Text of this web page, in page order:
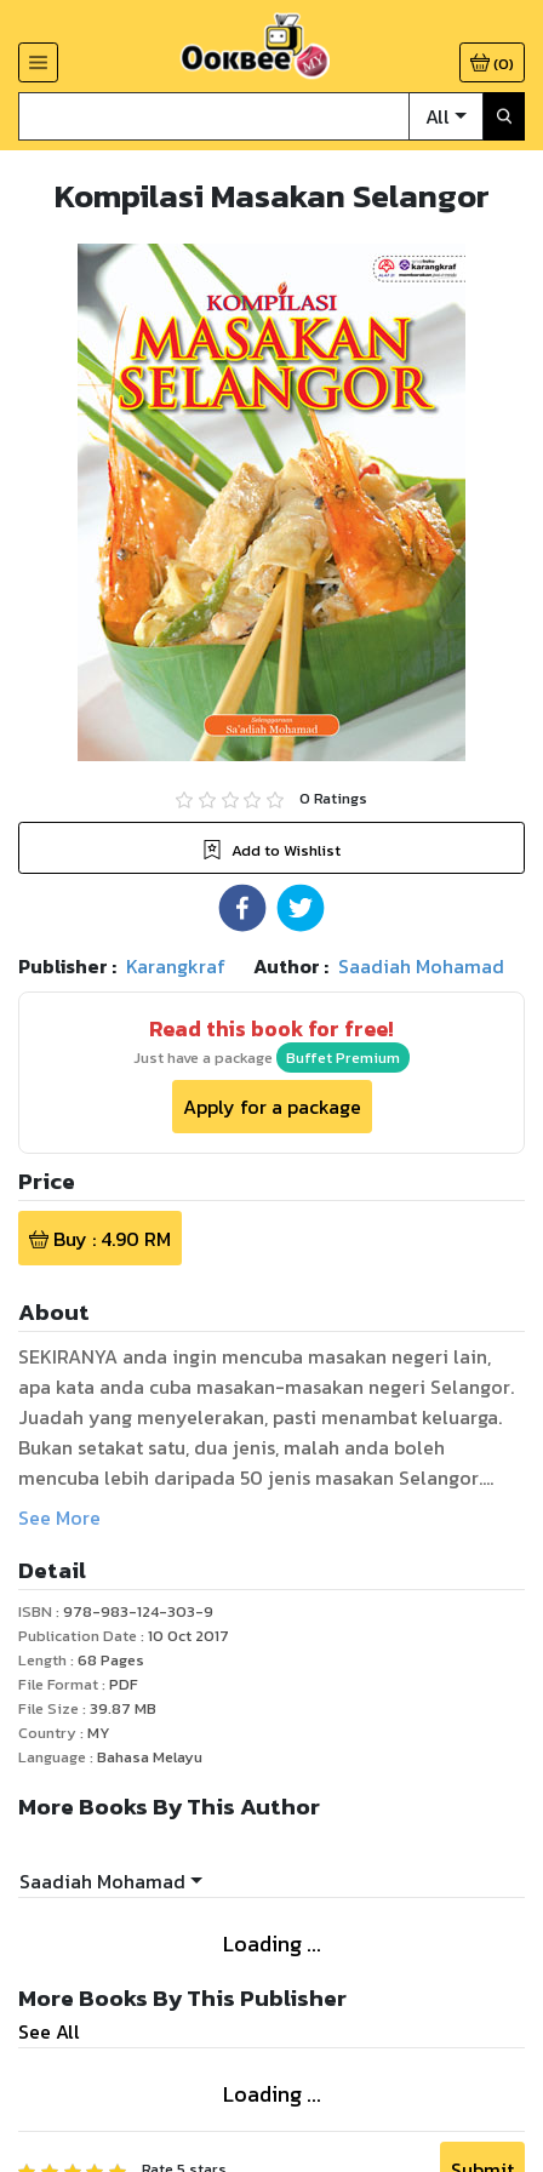
(0)
All
Kompilasi Masakan Selangor
0 Ratings
Add to Wishlist
Publisher : Karangkraf Author : Saadiah Mohamad
Read this book for free!
Just have a package Buffet Premium
Apply for a package
Price
Buy : 4.90 RM
About
SEKIRANYA anda ingin mencuba masakan negeri lain,
apa kata anda cuba masakan-masakan negeri Selangor.
Juadah yang menyelerakan, pasti menambat keluarga.
Bukan setakat satu, dua jenis, malah anda boleh
mencuba lebih daripada 50 jenis masakan Selangor.
pauk dan kuih-muih yang popular di Selangor. Oleh
kerana sebahagian besar masyarakat di sini
berketurunan Jawa, maka makanan mereka banyak
menggunakan tempe, ikan air tawar, ulam-ulaman dan
sayuran kampung. Lebih unik lagi, ada juga masakan
yang menggunakan kulit tengau atau lelulang. Setiap
masakan ditambah dengan ramuan-ramuan lain seperti
serai. Ini menjadikan masakan ini lebih enak dan
gambar-gambar yang menarik.
See More
Detail
ISBN : 978-983-124-303-9
Publication Date : 10 Oct 2017
Length : 68 Pages
File Format : PDF
File Size : 39.87 MB
Country : MY
Language : Bahasa Melayu
More Books By This Author
Saadiah Mohamad
Loading ...
More Books By This Publisher
See All
Loading ...